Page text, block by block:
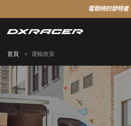
電競椅的發明者
首頁 運輸政策